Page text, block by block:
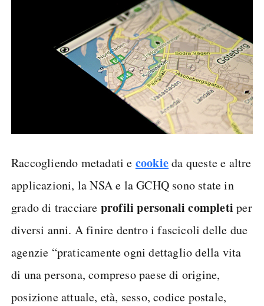
Raccogliendo metadati e cookieda queste e altre
applicazioni, la NSA e la GCHQ sono state in
grado di tracciare profili personali completi per
diversi anni. A finire dentro i fascicoli delle due
agenzie “praticamente ogni dettaglio della vita
di una persona, compreso paese di origine,
posizione attuale, età, sesso, codice postale,